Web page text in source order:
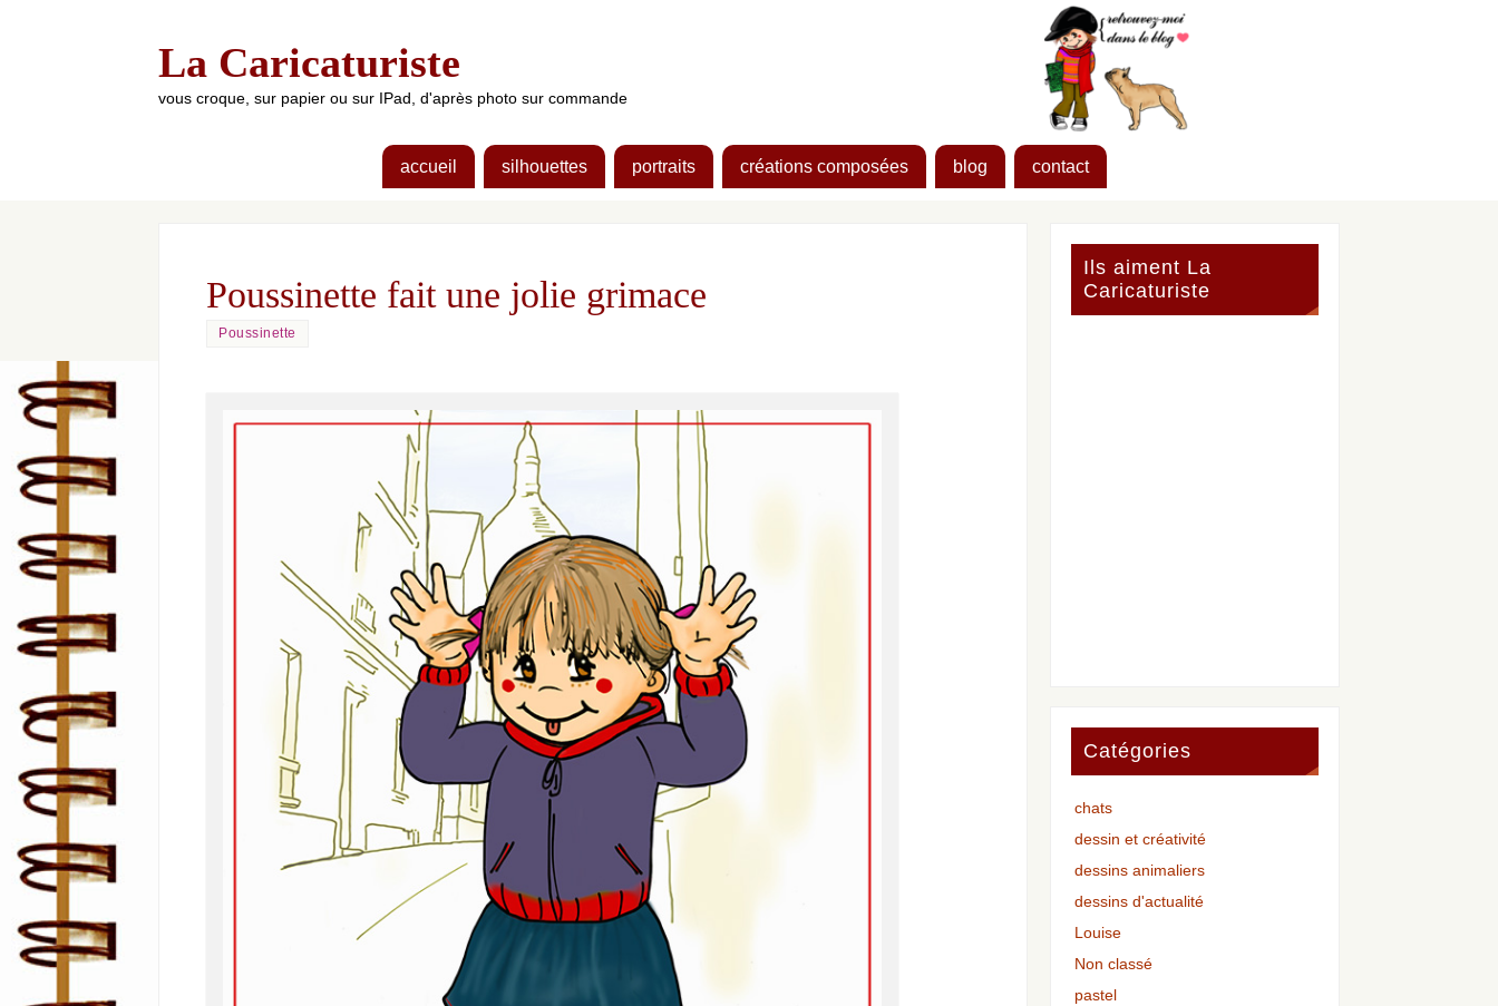
La Caricaturiste
vous croque, sur papier ou sur IPad, d'après photo sur commande
accueil silhouettes portraits créations composées blog contact
Poussinette fait une jolie grimace
Poussinette
Ils aiment La
Caricaturiste
Catégories
chats
dessin et créativité
dessins animaliers
dessins d'actualité
Louise
Non classé
pastel